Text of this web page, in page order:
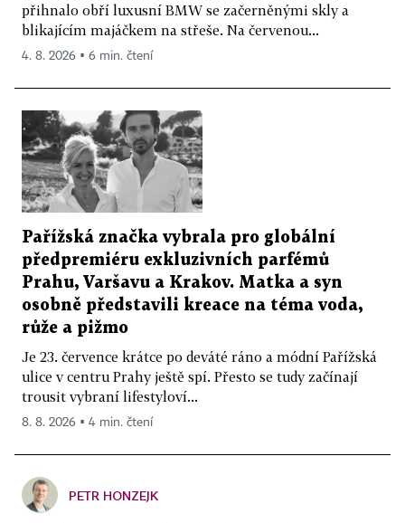
přihnalo obří luxusní BMW se začerněnými skly a
blikajícím majáčkem na střeše. Na červenou...
4. 8. 2026 ▪ 6 min. čtení
Pařížská značka vybrala pro globální
předpremiéru exkluzivních parfémů
Prahu, Varšavu a Krakov. Matka a syn
osobně představili kreace na téma voda,
růže a pižmo
Je 23. července krátce po deváté ráno a módní Pařížská
ulice v centru Prahy ještě spí. Přesto se tudy začínají
trousit vybraní lifestyloví...
8. 8. 2026 ▪ 4 min. čtení
PETR HONZEJK